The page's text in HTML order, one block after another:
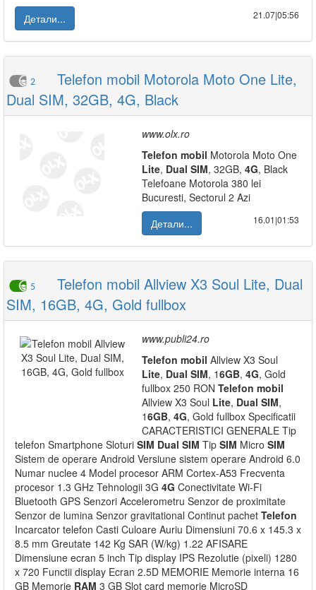
Детали...
21.07|05:56
2
Telefon mobil Motorola Moto One Lite,
Dual SIM, 32GB, 4G, Black
www.olx.ro
Telefon mobil Motorola Moto One
Lite, Dual SIM, 32GB, 4G, Black
Telefoane Motorola 380 lei
Bucuresti, Sectorul 2 Azi
Детали...
16.01|01:53
5
Telefon mobil Allview X3 Soul Lite, Dual
SIM, 16GB, 4G, Gold fullbox
www.publi24.ro
Telefon mobil Allview X3 Soul
Lite, Dual SIM, 16GB, 4G, Gold
fullbox 250 RON Telefon mobil
Allview X3 Soul Lite, Dual SIM,
16GB, 4G, Gold fullbox Specificatii
CARACTERISTICI GENERALE Tip
telefon Smartphone Sloturi SIM Dual SIM Tip SIM Micro SIM
Sistem de operare Android Versiune sistem operare Android 6.0
Numar nuclee 4 Model procesor ARM Cortex-A53 Frecventa
procesor 1.3 GHz Tehnologii 3G 4G Conectivitate Wi-Fi
Bluetooth GPS Senzori Accelerometru Senzor de proximitate
Senzor de lumina Senzor gravitational Continut pachet Telefon
Incarcator telefon Casti Culoare Auriu Dimensiuni 70.6 x 145.3 x
8.5 mm Greutate 142 Kg SAR (W/kg) 1.22 AFISARE
Dimensiune ecran 5 inch Tip display IPS Rezolutie (pixeli) 1280
x 720 Functii display Ecran 2.5D MEMORIE Memorie interna 16
GB Memorie RAM 3 GB Slot card memorie MicroSD